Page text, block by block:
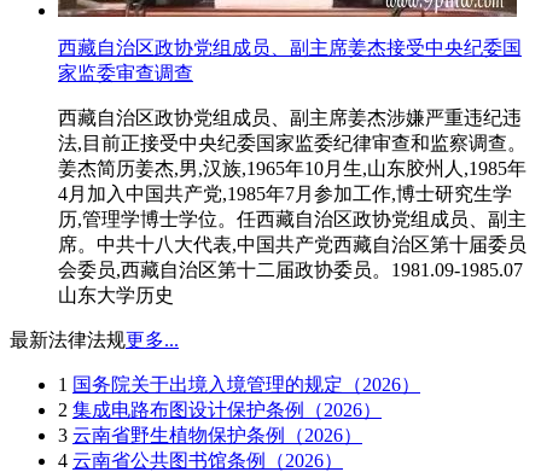
西藏自治区政协党组成员、副主席姜杰接受中央纪委国
家监委审查调查
西藏自治区政协党组成员、副主席姜杰涉嫌严重违纪违
法,目前正接受中央纪委国家监委纪律审查和监察调查。
姜杰简历姜杰,男,汉族,1965年10月生,山东胶州人,1985年
4月加入中国共产党,1985年7月参加工作,博士研究生学
历,管理学博士学位。任西藏自治区政协党组成员、副主
席。中共十八大代表,中国共产党西藏自治区第十届委员
会委员,西藏自治区第十二届政协委员。1981.09-1985.07
山东大学历史
最新法律法规更多...
1 国务院关于出境入境管理的规定（2026）
2 集成电路布图设计保护条例（2026）
3 云南省野生植物保护条例（2026）
4 云南省公共图书馆条例（2026）